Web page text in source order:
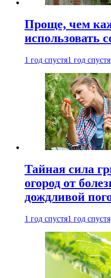
Проще, чем
использовать
1 год спустя1 год спустя
Тайная сила
огород от
дождливой
1 год спустя1 год спустя